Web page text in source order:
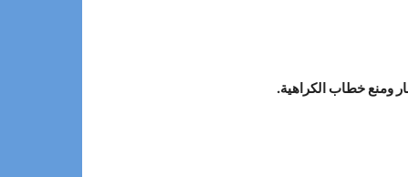
ومنع خطاب الكراهية.